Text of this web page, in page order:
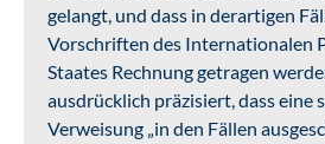
gelangt, und dass in derartigen
Vorschriften des Internationalen
Staates Rechnung getragen
ausdrücklich präzisiert, dass eine
Verweisung „in den Fällen